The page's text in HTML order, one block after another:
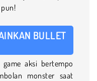
BULLET
aksi bertempo
monster saat